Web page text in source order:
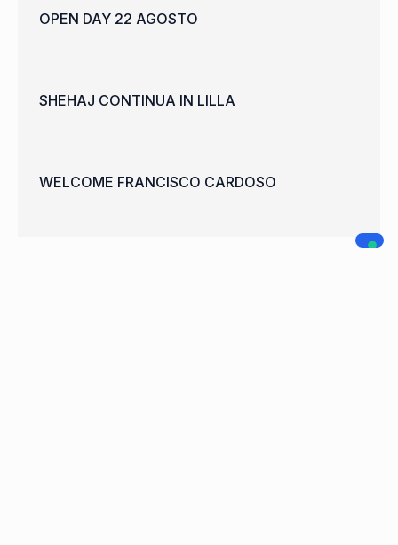
OPEN DAY 22 AGOSTO
SHEHAJ CONTINUA IN LILLA
WELCOME FRANCISCO CARDOSO